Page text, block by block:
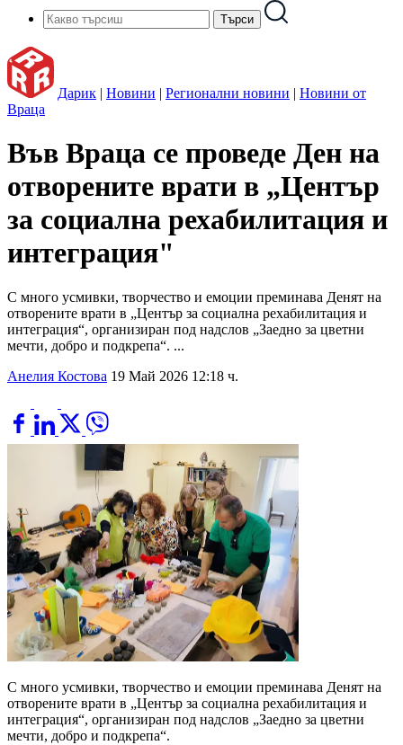
Дарик | Новини | Регионални новини | Новини от
Враца
Във Враца се проведе Ден на
отворените врати в „Център
за социална рехабилитация и
интеграция"
С много усмивки, творчество и емоции преминава Денят на
отворените врати в „Център за социална рехабилитация и
интеграция“, организиран под надслов „Заедно за цветни
мечти, добро и подкрепа“. ...
Анелия Костова 19 Май 2026 12:18 ч.
С много усмивки, творчество и емоции преминава Денят на
отворените врати в „Център за социална рехабилитация и
интеграция“, организиран под надслов „Заедно за цветни
мечти, добро и подкрепа“.